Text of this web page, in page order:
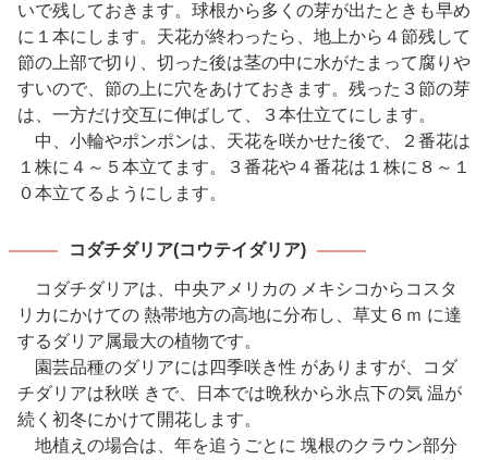
いで残しておきます。球根から多くの芽が出たときも早め
に１本にします。天花が終わったら、地上から４節残して
節の上部で切り、切った後は茎の中に水がたまって腐りや
すいので、節の上に穴をあけておきます。残った３節の芽
は、一方だけ交互に伸ばして、３本仕立てにします。
中、小輪やポンポンは、天花を咲かせた後で、２番花は
１株に４～５本立てます。３番花や４番花は１株に８～１
０本立てるようにします。
コダチダリア(コウテイダリア)
コダチダリアは、中央アメリカの メキシコからコスタ
リカにかけての 熱帯地方の高地に分布し、草丈６ｍ に達
するダリア属最大の植物です。
園芸品種のダリアには四季咲き性 がありますが、コダ
チダリアは秋咲 きで、日本では晩秋から氷点下の気 温が
続く初冬にかけて開花します。
地植えの場合は、年を追うごとに 塊根のクラウン部分